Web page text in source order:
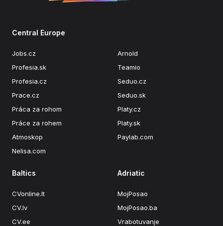
Central Europe
Jobs.cz
Profesia.sk
Profesia.cz
Prace.cz
Práca za rohom
Práce za rohem
Atmoskop
Nelisa.com
Arnold
Teamio
Seduo.cz
Seduo.sk
Platy.cz
Platy.sk
Paylab.com
Baltics
CVonline.lt
CV.lv
CV.ee
Adriatic
MojPosao
MojPosao.ba
Vrabotuvanje